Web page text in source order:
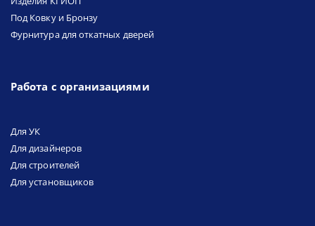
Под Ковку и Бронзу
Фурнитура для откатных дверей
Работа с организациями
Для УК
Для дизайнеров
Для строителей
Для установщиков